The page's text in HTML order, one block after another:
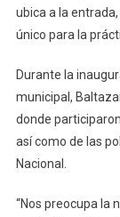
ubica a la
único para la
Durante la
municipal,
donde
así como de las
Nacional.
“Nos preocupa la